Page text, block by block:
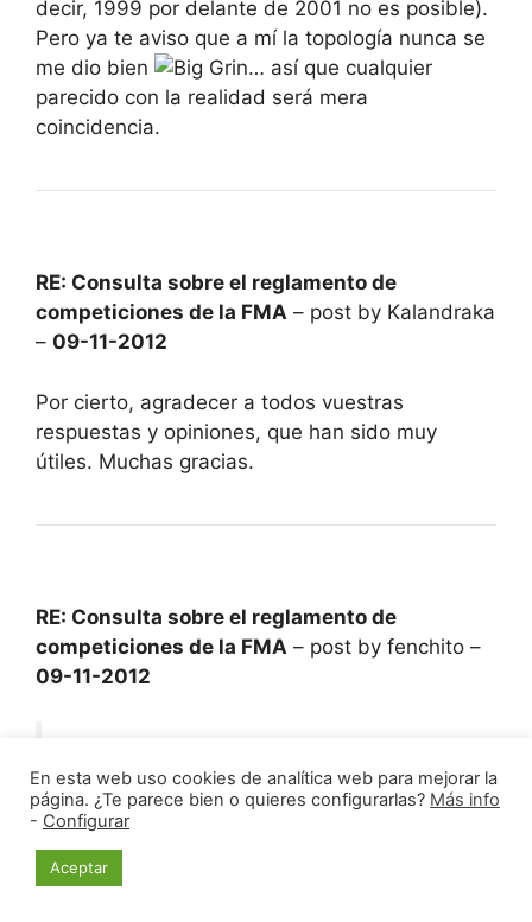
decir, 1999 por delante de 2001 no es posible).
Pero ya te aviso que a mí la topología nunca se
me dio bien
… así que cualquier
parecido con la realidad será mera
coincidencia.
RE: Consulta sobre el reglamento de
competiciones de la FMA – post by Kalandraka
– 09-11-2012
Por cierto, agradecer a todos vuestras
respuestas y opiniones, que han sido muy
útiles. Muchas gracias.
RE: Consulta sobre el reglamento de
competiciones de la FMA – post by fenchito –
09-11-2012
equipo de arriba puede alinear de 5º a un jugador
suyo de 2200 y de 6º a uno del equipo B con 2210?
Yo entiendo que sí, pero…
En esta web uso cookies de analítica web para mejorar la
página. ¿Te parece bien o quieres configurarlas? Más info
- Configurar
Aceptar